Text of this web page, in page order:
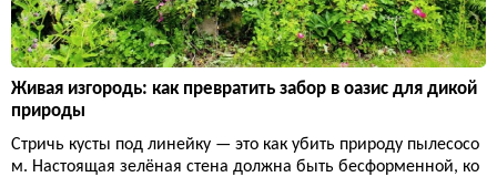
Живая изгородь: как превратить забор в оазис для дикой
природы
Стричь кусты под линейку — это как убить природу пылесосо
м. Настоящая зелёная стена должна быть бесформенной, ко